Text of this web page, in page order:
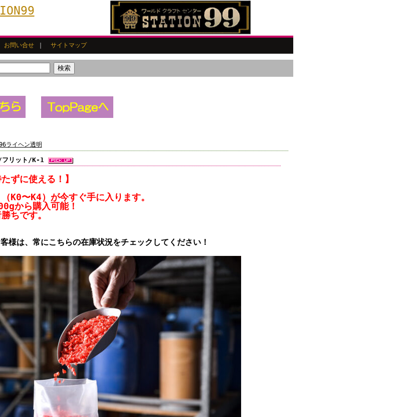
お問い合せ｜ サイトマップ
ライヘン透明
フリット/K-1
ずに使える！】
K0〜K4）が今すぐ手に入ります。
から購入可能！
ちです。
様は、常にこちらの在庫状況をチェックしてください！